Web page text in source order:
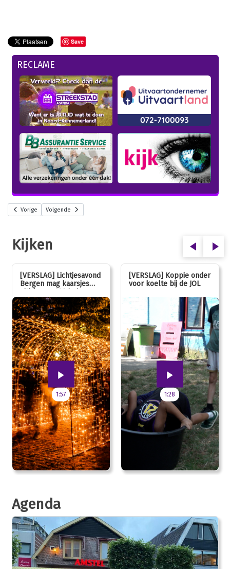
Save
RECLAME
Vorige Volgende
Kijken
[VERSLAG] Lichtjesavond
Bergen mag kaarsjes
uitblazen: 100 jarig
jubileum!
1:57
[VERSLAG] Koppie onder
voor koelte bij de JOL
1:28
Agenda